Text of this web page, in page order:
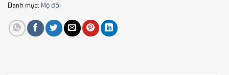
Danh mục: Mộ đôi